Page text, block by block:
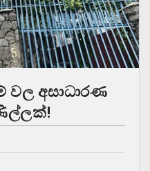
වල අසාධාරණ